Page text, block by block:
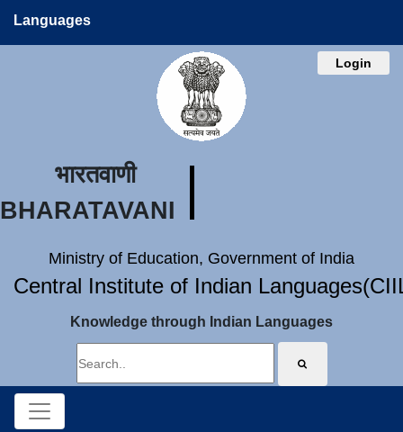
Languages
Login
भारतवाणी
BHARATAVANI
Ministry of Education, Government of India
Central Institute of Indian
Knowledge through Indian Languages